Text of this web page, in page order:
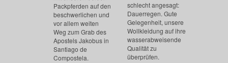
Packpferden auf den
beschwerlichen und
vor allem weiten
Weg zum Grab des
Apostels Jakobus in
Santiago de
Compostela.
schlecht angesagt:
Dauerregen. Gute
Gelegenheit, unsere
Wollkleidung auf ihre
wasserabweisende
Qualität zu
überprüfen.